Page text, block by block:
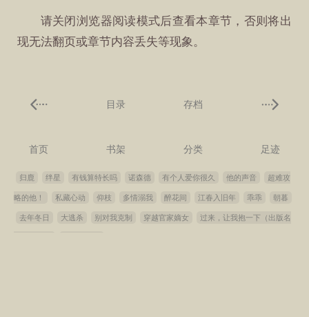
请关闭浏览器阅读模式后查看本章节，否则将出
现无法翻页或章节内容丢失等现象。
目录 存档
首页 书架 分类 足迹
归鹿 绊星 有钱算特长吗 诺森德 有个人爱你很久 他的声音 超难攻
略的他！ 私藏心动 仰枝 多情溺我 醉花间 江春入旧年 乖乖 朝暮
去年冬日 大逃杀 别对我克制 穿越官家嫡女 过来，让我抱一下（出版名